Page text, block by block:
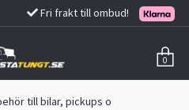
Fri frakt till ombud!
0
till bilar, pickups o